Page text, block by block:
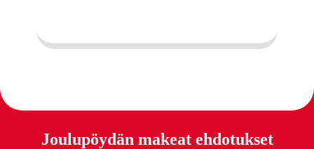
Joulupöydän makeat ehdotukset